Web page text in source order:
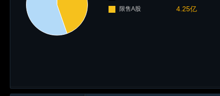
限售A股 4.25亿